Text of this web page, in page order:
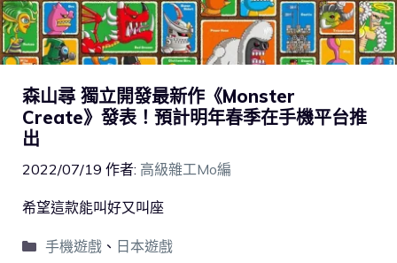
森山尋 獨立開發最新作《Monster
Create》發表！預計明年春季在手機平台推
出
2022/07/19 作者: 高級雜工Mo編
希望這款能叫好又叫座
手機遊戲、 日本遊戲